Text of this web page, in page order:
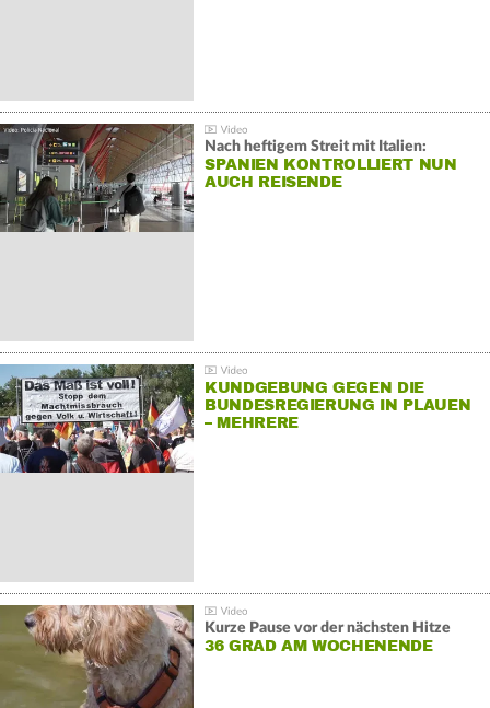
Nach heftigem Streit mit Italien:
SPANIEN KONTROLLIERT NUN
AUCH REISENDE
KUNDGEBUNG GEGEN DIE
BUNDESREGIERUNG IN PLAUEN
– MEHRERE
Kurze Pause vor der nächsten Hitze
36 GRAD AM WOCHENENDE